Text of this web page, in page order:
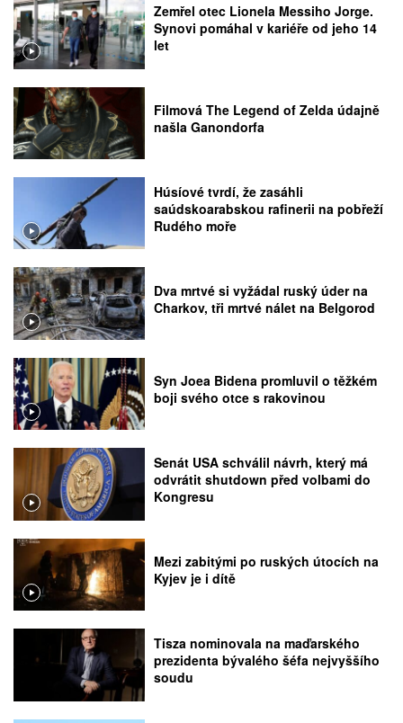
Zemřel otec Lionela Messiho Jorge.
Synovi pomáhal v kariéře od jeho 14
let
Filmová The Legend of Zelda údajně
našla Ganondorfa
Húsíové tvrdí, že zasáhli
saúdskoarabskou rafinerii na pobřeží
Rudého moře
Dva mrtvé si vyžádal ruský úder na
Charkov, tři mrtvé nálet na Belgorod
Syn Joea Bidena promluvil o těžkém
boji svého otce s rakovinou
Senát USA schválil návrh, který má
odvrátit shutdown před volbami do
Kongresu
Mezi zabitými po ruských útocích na
Kyjev je i dítě
Tisza nominovala na maďarského
prezidenta bývalého šéfa nejvyššího
soudu